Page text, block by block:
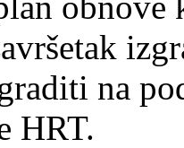
na
HRT.